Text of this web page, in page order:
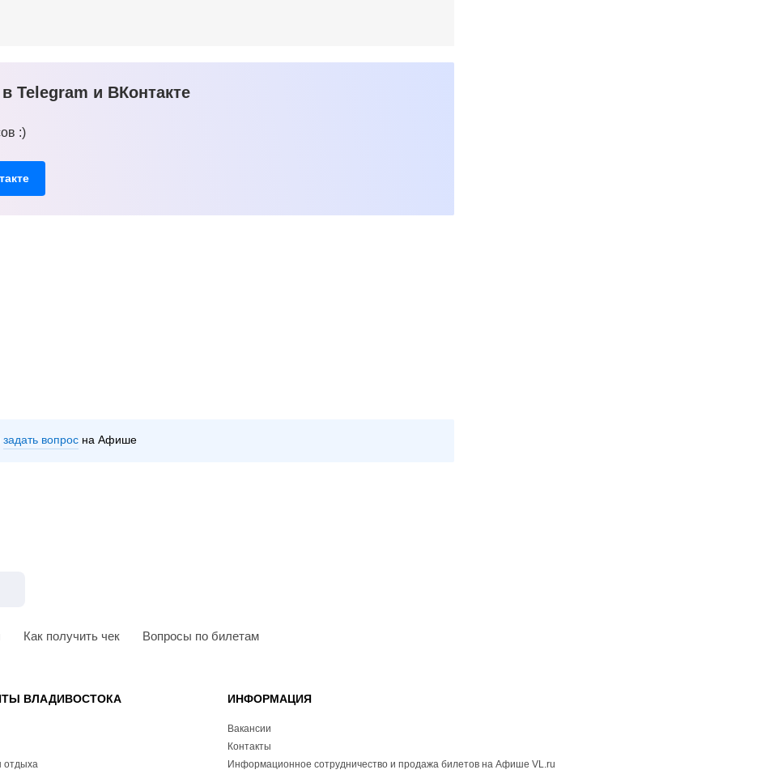
Telegram и ВКонтакте
:)
задать вопрос на Афише
Как получить чек Вопросы по билетам
ВЛАДИВОСТОКА
отдыха
ИНФОРМАЦИЯ
Вакансии
Контакты
Информационное сотрудничество и продажа билетов на Афише VL.ru